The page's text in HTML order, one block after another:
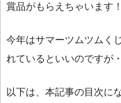
賞品がもらえちゃいます
今年はサマーツムツムく
れているといいのですが
以下は、本記事の目次に